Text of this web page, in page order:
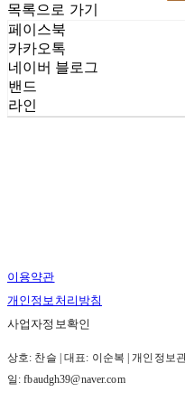
목록으로 가기
페이스북
카카오톡
네이버 블로그
밴드
라인
이용약관
개인정보처리방침
사업자정보확인
상호: 찬슬 | 대표: 이순복 | 개인정보
일: fbaudgh39@naver.com